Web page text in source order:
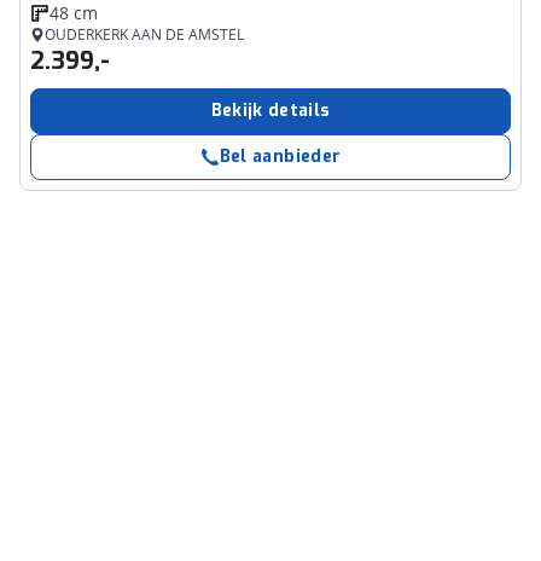
48 cm
OUDERKERK AAN DE AMSTEL
2.399,-
Bekijk details
Bel aanbieder